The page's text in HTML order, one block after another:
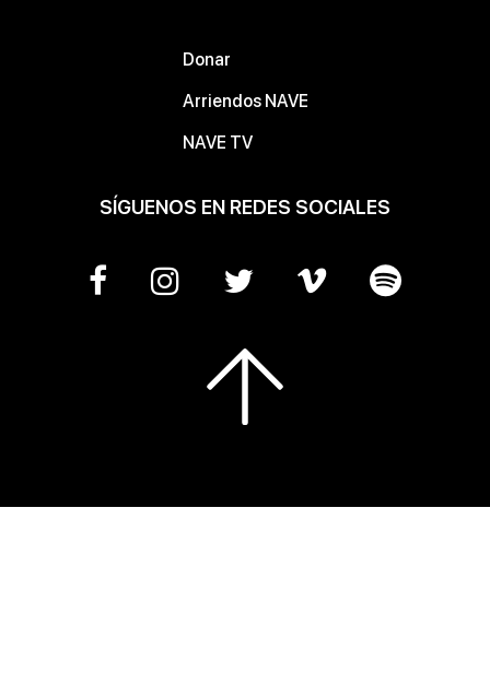
Donar
Arriendos NAVE
NAVE TV
SÍGUENOS EN REDES SOCIALES